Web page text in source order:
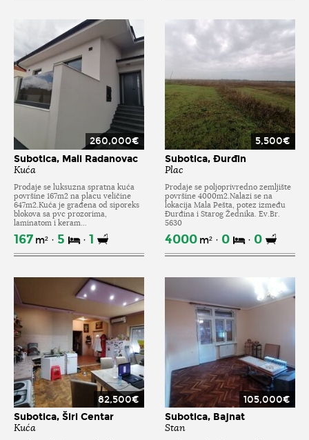
260,000€
Subotica, Mali Radanovac
Kuća
Prodaje se luksuzna spratna kuća
površine 167m2 na placu veličine
647m2.Kuća je građena od siporeks
blokova sa pvc prozorima,
laminatom i keram...
167 m² 5 1
5,500€
Subotica, Đurđin
Plac
Prodaje se poljoprivredno zemljište
površine 4000m2.Nalazi se na
lokacija Mala Pešta, potez između
Đurđina i Starog Žednika. Ev.Br.
5630
4000 m² 0 0
82,500€
Subotica, Širi Centar
Kuća
105,000€
Subotica, Bajnat
Stan